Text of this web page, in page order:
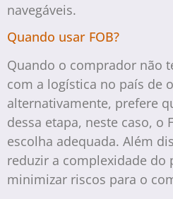
navegáveis.
Quando usar FOB?
Quando o comprador não
com a logística no país de
alternativamente, prefere
dessa etapa, neste caso, o
escolha adequada. Além
reduzir a complexidade do
minimizar riscos para o